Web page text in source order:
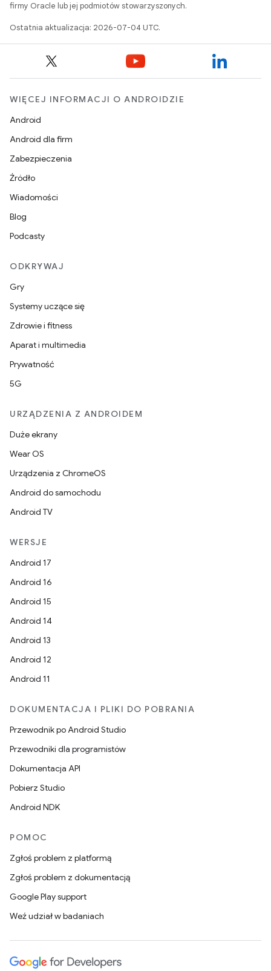
firmy Oracle lub jej podmiotów stowarzyszonych.
Ostatnia aktualizacja: 2026-07-04 UTC.
WIĘCEJ INFORMACJI O ANDROIDZIE
Android
Android dla firm
Zabezpieczenia
Źródło
Wiadomości
Blog
Podcasty
ODKRYWAJ
Gry
Systemy uczące się
Zdrowie i fitness
Aparat i multimedia
Prywatność
5G
URZĄDZENIA Z ANDROIDEM
Duże ekrany
Wear OS
Urządzenia z ChromeOS
Android do samochodu
Android TV
WERSJE
Android 17
Android 16
Android 15
Android 14
Android 13
Android 12
Android 11
DOKUMENTACJA I PLIKI DO POBRANIA
Przewodnik po Android Studio
Przewodniki dla programistów
Dokumentacja API
Pobierz Studio
Android NDK
POMOC
Zgłoś problem z platformą
Zgłoś problem z dokumentacją
Google Play support
Weź udział w badaniach